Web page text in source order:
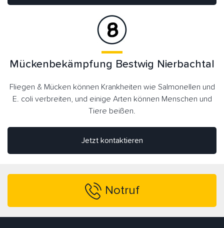
Jetzt kontaktieren
Mückenbekämpfung Bestwig Nierbachtal
Fliegen & Mücken können Krankheiten wie Salmonellen und
E. coli verbreiten, und einige Arten können Menschen und
Tiere beißen.
Notruf